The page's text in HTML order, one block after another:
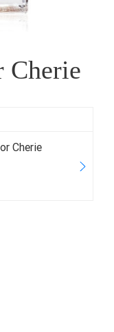
Cherie